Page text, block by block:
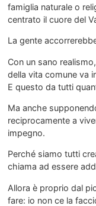
famiglia naturale o
centrato il cuore del
La gente
Con un sano
della vita comune va
E questo da tutti
Ma anche
reciprocamente a
impegno.
Perché siamo tutti
chiama ad essere
Allora è proprio dal
fare: io non ce la